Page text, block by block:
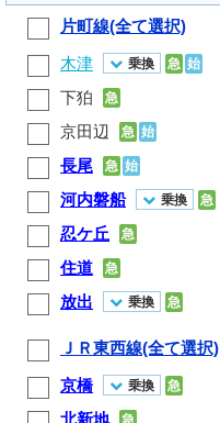
片町線(全て選択)
木津
乗換 急 始
下狛 急
京田辺
急 始
長尾 急 始
河内磐船 乗換 急
忍ケ丘 急
住道 急
放出
乗換 急
ＪＲ東西線(全て選択)
京橋
乗換 急
北新地
急